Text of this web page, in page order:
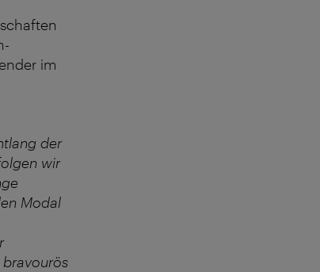
im
der
wir
Modal